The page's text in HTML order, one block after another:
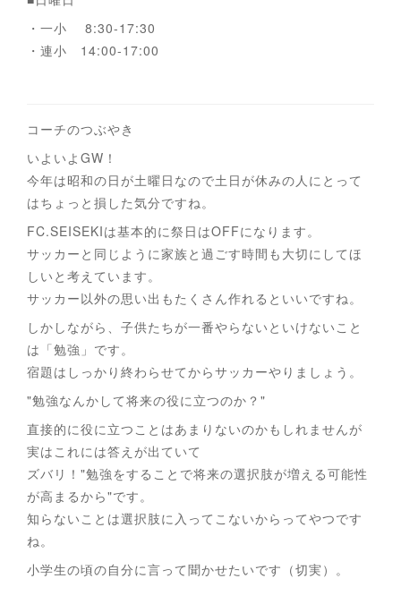
・一小 8:30-17:30
・連小 14:00-17:00
コーチのつぶやき
いよいよGW！
今年は昭和の日が土曜日なので土日が休みの人にとって
はちょっと損した気分ですね。
FC.SEISEKIは基本的に祭日はOFFになります。
サッカーと同じように家族と過ごす時間も大切にしてほ
しいと考えています。
サッカー以外の思い出もたくさん作れるといいですね。
しかしながら、子供たちが一番やらないといけないこと
は「勉強」です。
宿題はしっかり終わらせてからサッカーやりましょう。
"勉強なんかして将来の役に立つのか？"
直接的に役に立つことはあまりないのかもしれませんが
実はこれには答えが出ていて
ズバリ！"勉強をすることで将来の選択肢が増える可能性
が高まるから"です。
知らないことは選択肢に入ってこないからってやつです
ね。
小学生の頃の自分に言って聞かせたいです（切実）。